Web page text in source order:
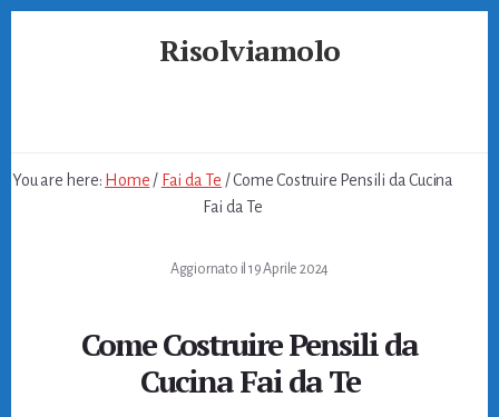
Risolviamolo
You are here: Home / Fai da Te /Come Costruire Pensili da Cucina
Fai da Te
Aggiornato il 19 Aprile 2024
Come Costruire Pensili da
Cucina Fai da Te